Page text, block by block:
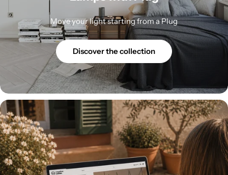
Move your light starting from a Plug
Discover the collection